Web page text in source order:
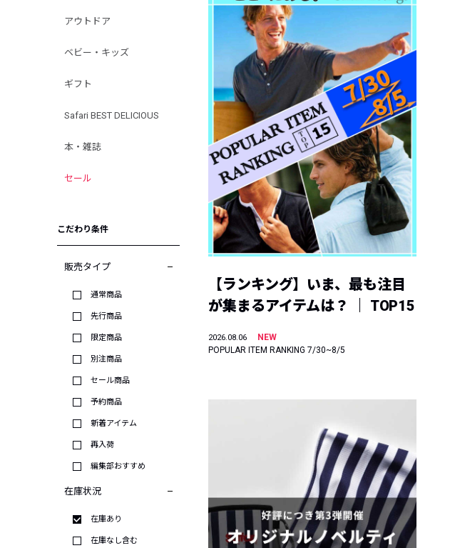
アウトドア
ベビー・キッズ
ギフト
Safari BEST DELICIOUS
本・雑誌
セール
こだわり条件
販売タイプ
通常商品
先行商品
限定商品
別注商品
セール商品
予約商品
新着アイテム
再入荷
編集部おすすめ
在庫状況
在庫あり
在庫なし含む
【ランキング】いま、最も注目
が集まるアイテムは？ ｜ TOP15
2026.08.06
NEW
POPULAR ITEM RANKING 7/30~8/5